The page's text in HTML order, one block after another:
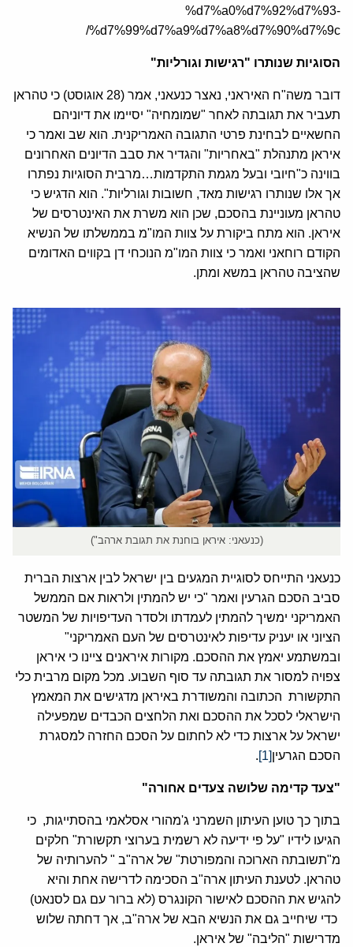
%d7%a0%d7%92%d7%93-
%d7%99%d7%a9%d7%a8%d7%90%d7%9c/
הסוגיות שנותרו "רגישות וגורליות"
דובר משה"ח האיראני, נאצר כנעאני, אמר (28 אוגוסט) כי טהראן
תעביר את תגובתה לאחר "שמומחיה" יסיימו את דיוניהם
החשאיים לבחינת פרטי התגובה האמריקנית. הוא שב ואמר כי
איראן מתנהלת "באחריות" והגדיר את סבב הדיונים האחרונים
בווינה כ"חיובי ובעל מגמת התקדמות…מרבית הסוגיות נפתרו
אך אלו שנותרו רגישות מאד, חשובות וגורליות". הוא הדגיש כי
טהראן מעוניינת בהסכם, שכן הוא משרת את האינטרסים של
איראן. הוא מתח ביקורת על צוות המו"מ בממשלתו של הנשיא
הקודם רוחאני ואמר כי צוות המו"מ הנוכחי דן בקווים האדומים
שהציבה טהראן במשא ומתן.
(כנעאני: איראן בוחנת את תגובת ארהב")
כנעאני התייחס לסוגיית המגעים בין ישראל לבין ארצות הברית
סביב הסכם הגרעין ואמר "כי יש להמתין ולראות אם הממשל
האמריקני ימשיך להמתין לעמדתו ולסדר העדיפויות של המשטר
הציוני או יעניק עדיפות לאינטרסים של העם האמריקני"
ובמשתמע יאמץ את ההסכם. מקורות איראנים ציינו כי איראן
צפויה למסור את תגובתה עד סוף השבוע. מכל מקום מרבית כלי
התקשורת הכתובה והמשודרת באיראן מדגישים את המאמץ
הישראלי לסכל את ההסכם ואת הלחצים הכבדים שמפעילה
ישראל על ארצות כדי לא לחתום על הסכם החזרה למסגרת
הסכם הגרעין[1]
.
"צעד קדימה שלושה צעדים אחורה"
בתוך כך טוען העיתון השמרני ג'מהורי אסלאמי בהסתייגות, כי
הגיעו לידיו "על פי ידיעה לא רשמית בערוצי תקשורת" חלקים
מ"תשובתה הארוכה והמפורטת" של ארה"ב " להערותיה של
טהראן. לטענת העיתון ארה"ב הסכימה לדרישה אחת והיא
להגיש את ההסכם לאישור הקונגרס (לא ברור עם גם לסנאט)
כדי שיחייב גם את הנשיא הבא של ארה"ב, אך דחתה שלוש
מדרישות "הליבה" של איראן.